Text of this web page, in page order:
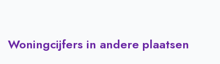
Woningcijfers in andere plaatsen